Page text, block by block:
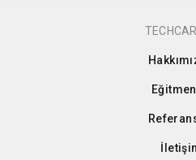
Eğitmen